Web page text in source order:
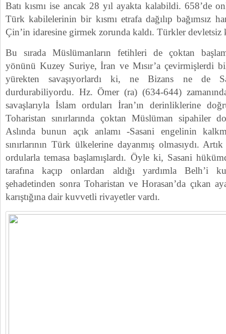
Batı kısmı ise ancak 28 yıl ayakta kalabildi. 658’de
Türk kabilelerinin bir kısmı etrafa dağılıp bağımsız
Çin’in idaresine girmek zorunda kaldı. Türkler devletsiz
Bu sırada Müslümanların fetihleri de çoktan
yönünü Kuzey Suriye, İran ve Mısır’a çevirmişlerdi
yürekten savaşıyorlardı ki, ne Bizans ne de
durdurabiliyordu. Hz. Ömer (ra) (634-644)
savaşlarıyla İslam orduları İran’ın derinliklerine
Toharistan sınırlarında çoktan Müslüman sipahiler
Aslında bunun açık anlamı -Sasani engelinin
sınırlarının Türk ülkelerine dayanmış olmasıydı.
ordularla temasa başlamışlardı. Öyle ki, Sasani
tarafına kaçıp onlardan aldığı yardımla Belh’i
şehadetinden sonra Toharistan ve Horasan’da çıkan
karıştığına dair kuvvetli rivayetler vardı.